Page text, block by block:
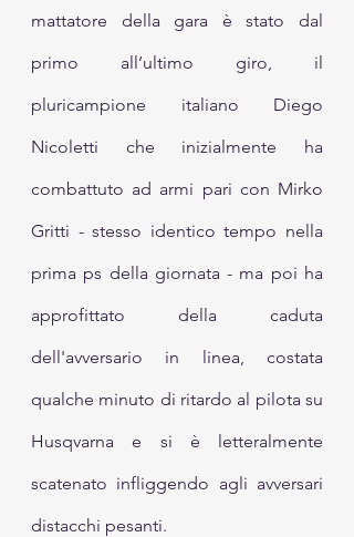
mattatore della gara è stato dal
primo all’ultimo giro, il
pluricampione italiano Diego
Nicoletti che inizialmente ha
combattuto ad armi pari con Mirko
Gritti - stesso identico tempo nella
prima ps della giornata - ma poi ha
approfittato della caduta
dell'avversario in linea, costata
qualche minuto di ritardo al pilota su
Husqvarna e si è letteralmente
scatenato infliggendo agli avversari
distacchi pesanti.